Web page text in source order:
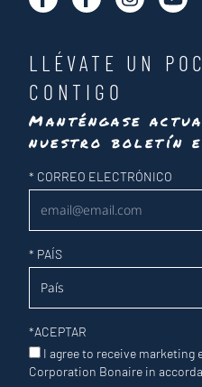
LLÉVATE UN
CONTIGO
Manténgase
nuestro boletín
Newsletter
* CORREO ELECTRÓNICO
* PAÍS
*ACEPTAR
I agree to receive marketing
Corporation Bonaire in